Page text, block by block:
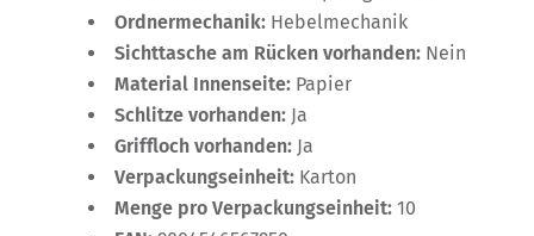
Ordnermechanik: Hebelmechanik
Sichttasche am Rücken vorhanden: Nein
Material Innenseite: Papier
Schlitze vorhanden: Ja
Griffloch vorhanden: Ja
Verpackungseinheit: Karton
Menge pro Verpackungseinheit: 10